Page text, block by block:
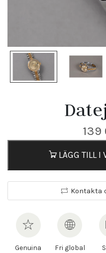
139
LÄGG TILL I
Kontakta
Genuina
Fri global